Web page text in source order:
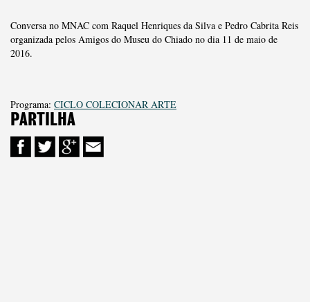
Conversa no MNAC com Raquel Henriques da Silva e Pedro Cabrita Reis
organizada pelos Amigos do Museu do Chiado no dia 11 de maio de
2016.
Programa: CICLO COLECIONAR ARTE
PARTILHA